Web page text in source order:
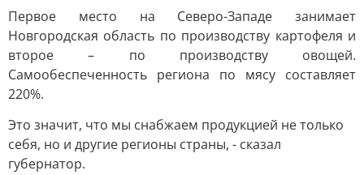
Первое место на Северо-Западе занимает
Новгородская область по производству картофеля и
второе – по производству овощей.
Самообеспеченность региона по мясу составляет
220%.
Это значит, что мы снабжаем продукцией не только
себя, но и другие регионы страны, - сказал
губернатор.